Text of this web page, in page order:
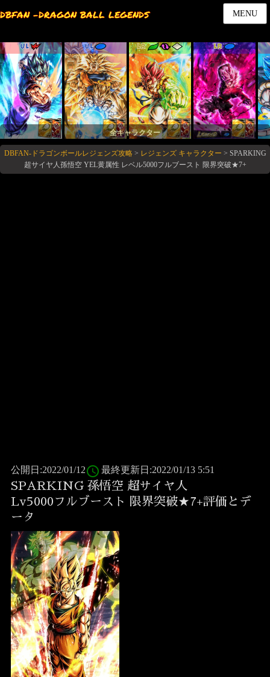
DBFAN -DRAGON BALL LEGENDS MENU
UL UL LR LR
全キャラクター
DBFAN-ドラゴンボールレジェンズ攻略> レジェンズ キャラクター > SPARKING
超サイヤ人孫悟空 YEL黄属性 レベル5000フルブースト 限界突破★7+
公開日:2022/01/12access_time 最終更新日:2022/01/13 5:51
SPARKING 孫悟空 超サイヤ人
Lv5000フルブースト 限界突破★7+評価とデ
ータ